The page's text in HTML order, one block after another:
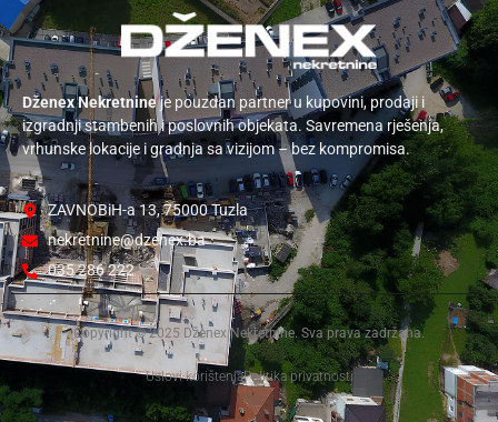
Dženex Nekretnineje pouzdan partner u kupovini, prodaji i
izgradnji stambenih i poslovnih objekata. Savremena rješenja,
vrhunske lokacije i gradnja sa vizijom – bez kompromisa.
ZAVNOBiH-a 13, 75000 Tuzla
nekretnine@dzenex.ba
035 286 222
Copyright © 2025 Dženex Nekretnine. Sva prava zadržana.
Uslovi korištenjaPolitika privatnosti